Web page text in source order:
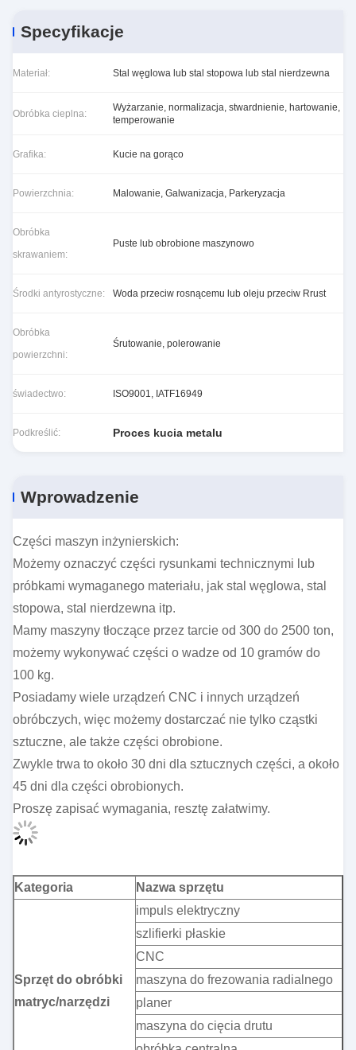
Specyfikacje
Materiał: Stal węglowa lub stal stopowa lub stal nierdzewna
Obróbka cieplna:
Wyżarzanie, normalizacja, stwardnienie, hartowanie,
temperowanie
Grafika: Kucie na gorąco
Powierzchnia: Malowanie, Galwanizacja, Parkeryzacja
Obróbka
skrawaniem:
Puste lub obrobione maszynowo
Środki antyrostyczne: Woda przeciw rosnącemu lub oleju przeciw Rrust
Obróbka
powierzchni:
Śrutowanie, polerowanie
świadectwo: ISO9001, IATF16949
Podkreślić: Proces kucia metalu
Wprowadzenie
Części maszyn inżynierskich:
Możemy oznaczyć części rysunkami technicznymi lub
próbkami wymaganego materiału, jak stal węglowa, stal
stopowa, stal nierdzewna itp.
Mamy maszyny tłoczące przez tarcie od 300 do 2500 ton,
możemy wykonywać części o wadze od 10 gramów do
100 kg.
Posiadamy wiele urządzeń CNC i innych urządzeń
obróbczych, więc możemy dostarczać nie tylko cząstki
sztuczne, ale także części obrobione.
Zwykle trwa to około 30 dni dla sztucznych części, a około
45 dni dla części obrobionych.
Proszę zapisać wymagania, resztę załatwimy.
Kategoria Nazwa sprzętu
Sprzęt do obróbki
matryc/narzędzi
impuls elektryczny
szlifierki płaskie
CNC
maszyna do frezowania radialnego
planer
maszyna do cięcia drutu